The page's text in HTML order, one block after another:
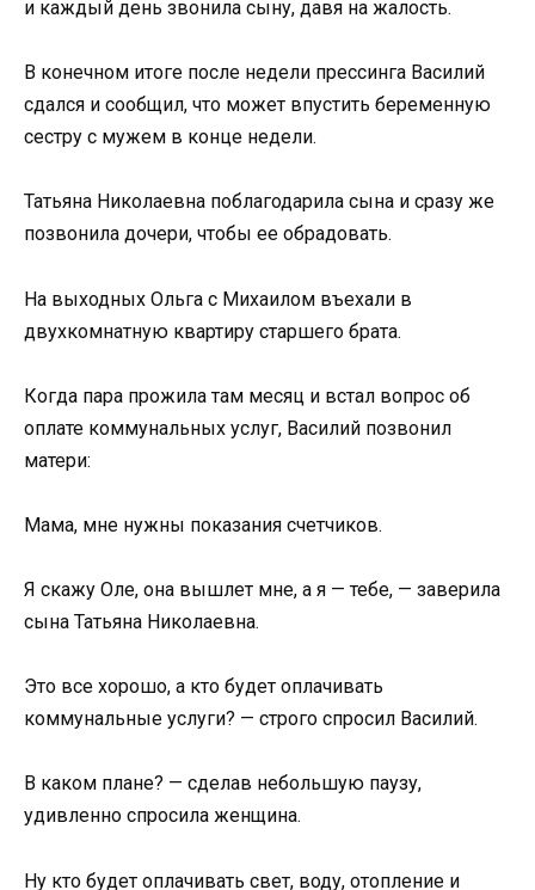
и каждый день звонила сыну, давя на жалость.
В конечном итоге после недели прессинга Василий
сдался и сообщил, что может впустить беременную
сестру с мужем в конце недели.
Татьяна Николаевна поблагодарила сына и сразу же
позвонила дочери, чтобы ее обрадовать.
На выходных Ольга с Михаилом въехали в
двухкомнатную квартиру старшего брата.
Когда пара прожила там месяц и встал вопрос об
оплате коммунальных услуг, Василий позвонил
матери:
Мама, мне нужны показания счетчиков.
Я скажу Оле, она вышлет мне, а я — тебе, — заверила
сына Татьяна Николаевна.
Это все хорошо, а кто будет оплачивать
коммунальные услуги? — строго спросил Василий.
В каком плане? — сделав небольшую паузу,
удивленно спросила женщина.
Ну кто будет оплачивать свет, воду, отопление и